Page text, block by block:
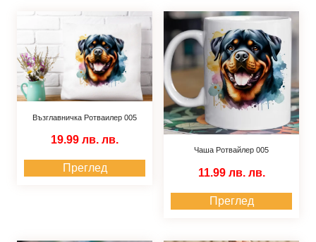
Възглавничка Ротваилер 005
19.99 лв. лв.
Преглед
Чаша Ротвайлер 005
11.99 лв. лв.
Преглед